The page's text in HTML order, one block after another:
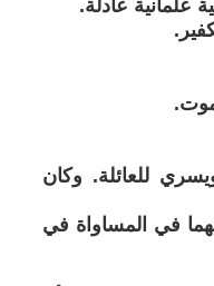
علمانية عادلة.
للعائلة. وكان
في المساواة في